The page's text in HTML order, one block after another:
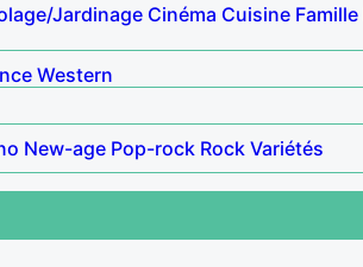
Jardinage Cinéma Cuisine Famille
Western
New-age Pop-rock Rock Variétés